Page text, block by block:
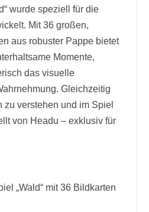
wurde speziell für die
Mit 36 großen,
aus robuster Pappe bietet
Momente,
das visuelle
Gleichzeitig
zu verstehen und im Spiel
von Headu – exklusiv für
„Wald“ mit 36 Bildkarten